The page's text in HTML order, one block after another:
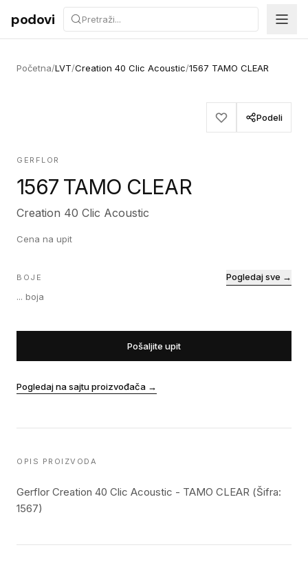
Preskoči na sadržaj
podovi
Početna/LVT/Creation 40 Clic Acoustic/1567 TAMO CLEAR
Podeli
GERFLOR
1567 TAMO CLEAR
Creation 40 Clic Acoustic
Cena na upit
BOJE
... boja
Pogledaj sve →
Pošaljite upit
Pogledaj na sajtu proizvođača →
OPIS PROIZVODA
Gerflor Creation 40 Clic Acoustic - TAMO CLEAR (Šifra:
1567)